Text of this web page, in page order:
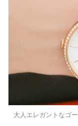
大人エレガントなゴ